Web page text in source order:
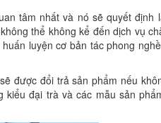
tâm nhất và nó sẽ quyết định
thể không kể đến dịch vụ
luyện cơ bản tác phong
được đổi trả sản phẩm nếu
kiểu đại trà và các mẫu sản